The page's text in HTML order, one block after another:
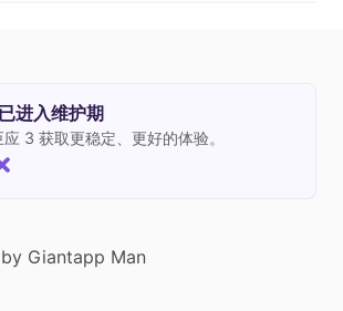
进入维护期
3 获取更稳定、更好的体验。
Giantapp Man